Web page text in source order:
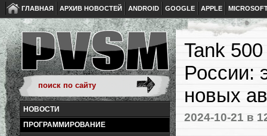
ГЛАВНАЯ АРХИВ НОВОСТЕЙ ANDROID GOOGLE APPLE
НОВОСТИ
ПРОГРАММИРОВАНИЕ
Tank
России:
новых
2024-10-21 в